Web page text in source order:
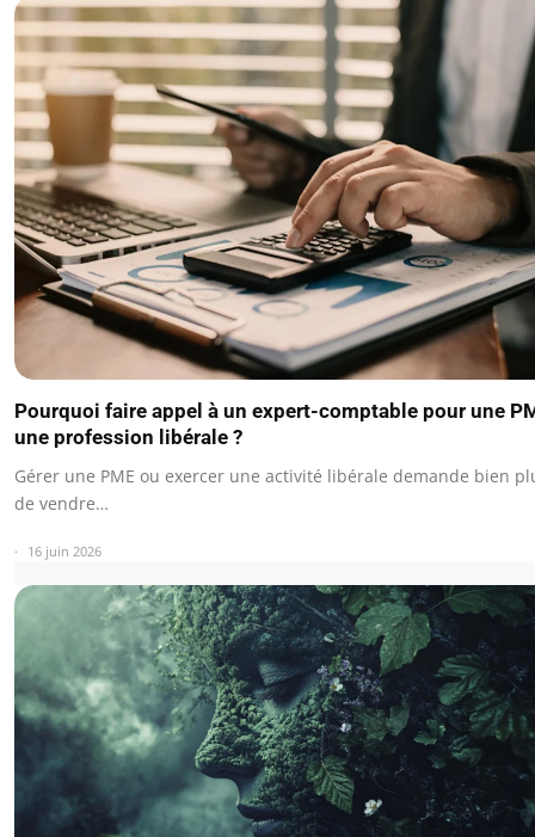
Pourquoi faire appel à un expert-comptable pour une
une profession libérale ?
Gérer une PME ou exercer une activité libérale demande bien
de vendre…
16 juin 2026